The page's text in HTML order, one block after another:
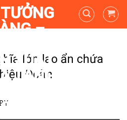
lớn lao ẩn chứa
Đoàn
BY